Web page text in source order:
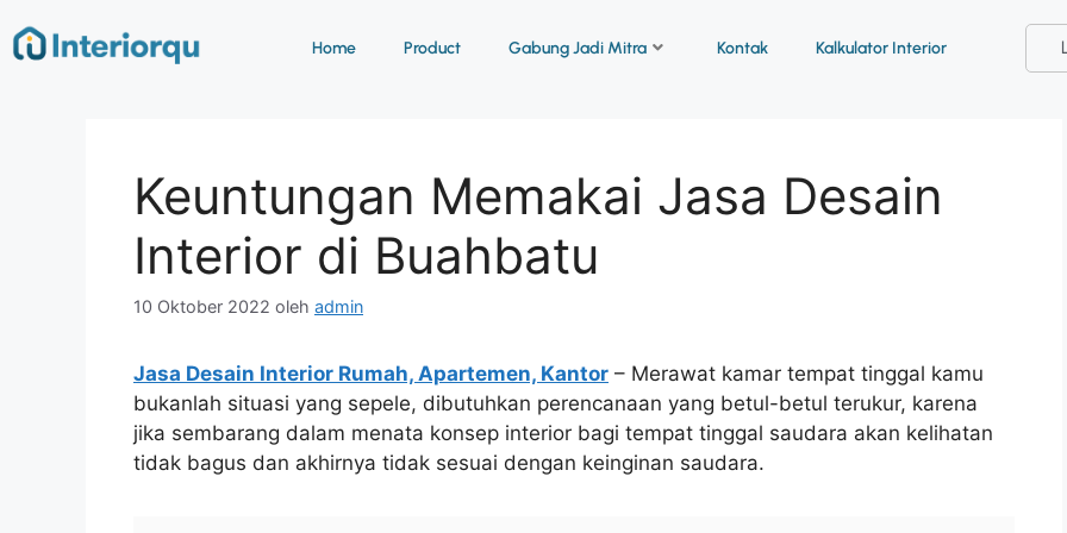
Home Product Gabung Jadi Mitra Kontak Kalkulator Interior
Keuntungan Memakai Jasa Desain
Interior di Buahbatu
10 Oktober 2022 oleh admin
Jasa Desain Interior Rumah, Apartemen, Kantor – Merawat kamar tempat tinggal kamu
bukanlah situasi yang sepele, dibutuhkan perencanaan yang betul-betul terukur, karena
jika sembarang dalam menata konsep interior bagi tempat tinggal saudara akan kelihatan
tidak bagus dan akhirnya tidak sesuai dengan keinginan saudara.